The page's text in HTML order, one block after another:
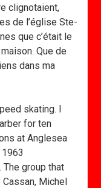
clignotaient,
de l’église Ste-
que c’était le
Que de
dans ma
skating. I
for ten
at Anglesea
group that
Michel